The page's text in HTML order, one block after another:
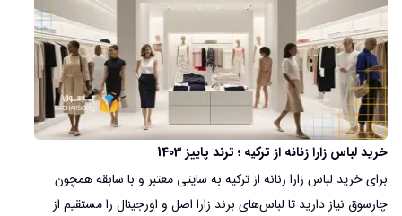
خرید لباس زارا زنانه از ترکیه ؛ ترند پاییز 1403
برای خرید لباس زارا زنانه از ترکیه به سایتی معتبر و با سابقه همچون
چارسوق نیاز دارید تا لباس‌های برند زارا اصل و اورجینال را مستقیم از